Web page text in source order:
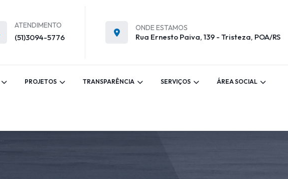
ATENDIMENTO
(51)3094-5776
ONDE ESTAMOS
Rua Ernesto Paiva, 139 - Tristeza, POA/RS
PROJETOS TRANSPARÊNCIA SERVIÇOS ÁREA SOCIAL